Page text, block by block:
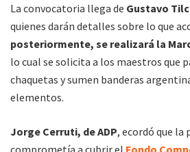
La convocatoria llega de Gustavo
quienes darán detalles sobre lo que
posteriormente, se realizará la
lo cual se solicita a los maestros que
chaquetas y sumen banderas
elementos.
Jorge Cerruti, de ADP, ecordó que la
comprometía a cubrir el Fondo